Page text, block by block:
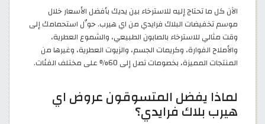
الآن كل ما تحتاج إليه للاسترخاء بين يديك بأفضل الأسعار خلال
موسم تخفيضات البلاك فرايدي من اي هيرب. حوِّل استحمامك إلى
وقت مثالي للاسترخاء بالصابون الطبيعي، والشموع العطرية،
والأملاح الفوارة، وكريمات الجسم، والزيوت العطرية، وغيرها من
المنتجات المميزة، بخصومات تصل إلى 60% على مختلف الفئات.
لماذا يفضل المتسوقون عروض اي
هيرب بلاك فرايدي؟